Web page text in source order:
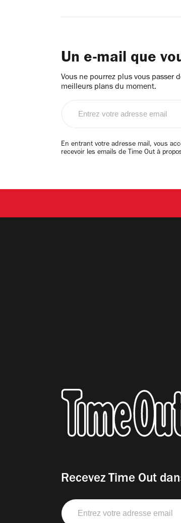
Un e-mail que
Vous ne pourrez plus vous passer
meilleurs plans du moment.
email
En entrant votre adresse mail, vous
recevoir les emails de Time Out à
Recevez Time Out
Entrez
votre